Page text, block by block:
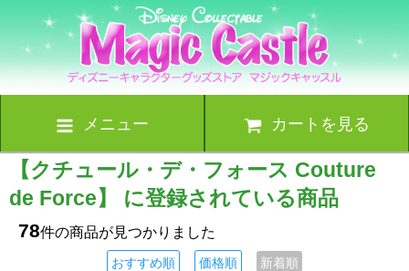
メニュー カートを見る
【クチュール・デ・フォース Couture
de Force】 に登録されている商品
78件の商品が見つかりました
おすすめ順 価格順 新着順